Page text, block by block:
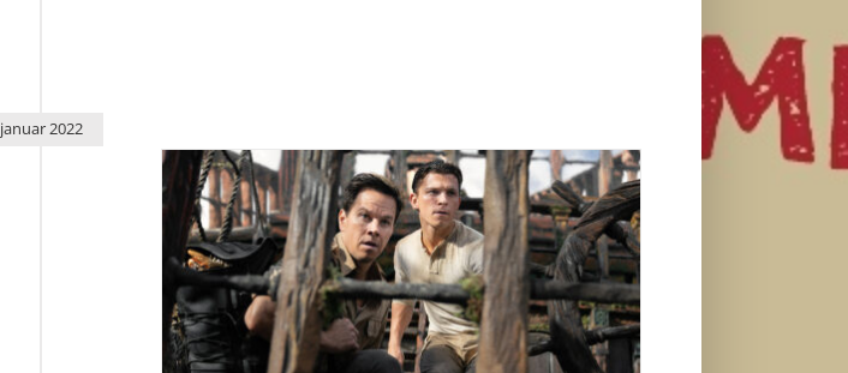
januar 2022
Film „Uncharted“ stiže uskoro u domaće bioskope
Život i zabava